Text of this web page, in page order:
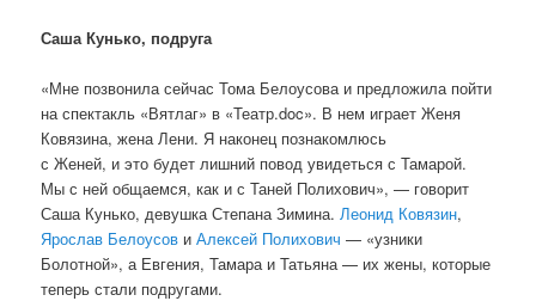
Саша Кунько, подруга
«Мне позвонила сейчас Тома Белоусова и предложила пойти
на спектакль «Вятлаг» в «Театр.doc». В нем играет Женя
Ковязина, жена Лени. Я наконец познакомлюсь
с Женей, и это будет лишний повод увидеться с Тамарой.
Мы с ней общаемся, как и с Таней Полихович», — говорит
Саша Кунько, девушка Степана Зимина.Леонид Ковязин,
Ярослав Белоусов иАлексей Полихович — «узники
Болотной», а Евгения, Тамара и Татьяна — их жены, которые
теперь стали подругами.